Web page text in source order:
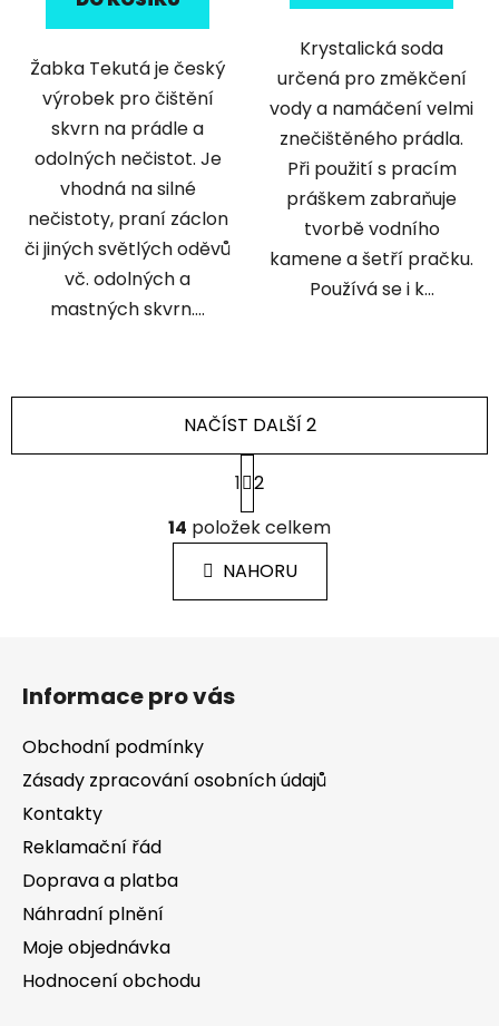
Žabka Tekutá je český
výrobek pro čištění
skvrn na prádle a
odolných nečistot. Je
vhodná na silné
nečistoty, praní záclon
či jiných světlých oděvů
vč. odolných a
mastných skvrn....
Krystalická soda
určená pro změkčení
vody a namáčení velmi
znečištěného prádla.
Při použití s pracím
práškem zabraňuje
tvorbě vodního
kamene a šetří pračku.
Používá se i k...
O
v
l
á
d
k
NAČÍST DALŠÍ 2
S
t
r
á
n
k
1 2
14 položek celkem
NAHORU
Informace pro vás
Obchodní podmínky
Zásady zpracování osobních údajů
Kontakty
Reklamační řád
Doprava a platba
Náhradní plnění
Moje objednávka
Hodnocení obchodu